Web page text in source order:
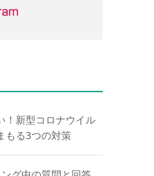
！新型コロナウイル
もる3つの対策